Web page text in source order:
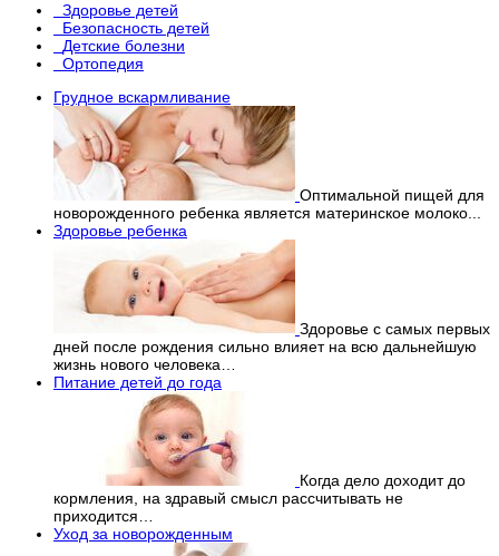
Здоровье детей
Безопасность детей
Детские болезни
Ортопедия
Грудное вскармливание
Оптимальной пищей для
новорожденного ребенка является материнское молоко...
Здоровье ребенка
Здоровье с самых первых
дней после рождения сильно влияет на всю дальнейшую
жизнь нового человека…
Питание детей до года
Когда дело доходит до
кормления, на здравый смысл рассчитывать не
приходится…
Уход за новорожденным